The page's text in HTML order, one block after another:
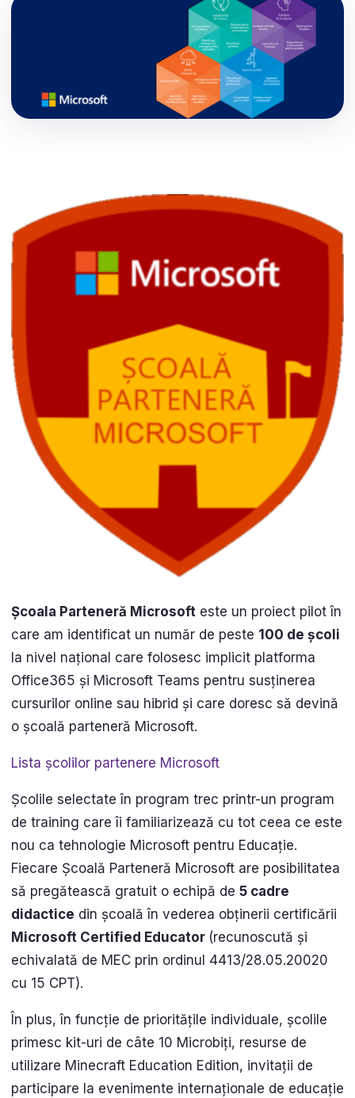
Școala Parteneră Microsoft este un proiect pilot în
care am identificat un număr de peste 100 de școli
la nivel național care folosesc implicit platforma
Office365 și Microsoft Teams pentru susținerea
cursurilor online sau hibrid și care doresc să devină
o școală parteneră Microsoft.
Lista școlilor partenere Microsoft
Școlile selectate în program trec printr-un program
de training care îi familiarizează cu tot ceea ce este
nou ca tehnologie Microsoft pentru Educație.
Fiecare Școală Parteneră Microsoft are posibilitatea
să pregătească gratuit o echipă de 5 cadre
didactice din școală în vederea obținerii certificării
Microsoft Certified Educator (recunoscută și
echivalată de MEC prin ordinul 4413/28.05.20020
cu 15 CPT).
În plus, în funcție de prioritățile individuale, școlile
primesc kit-uri de câte 10 Microbiți, resurse de
utilizare Minecraft Education Edition, invitații de
participare la evenimente internaționale de educație